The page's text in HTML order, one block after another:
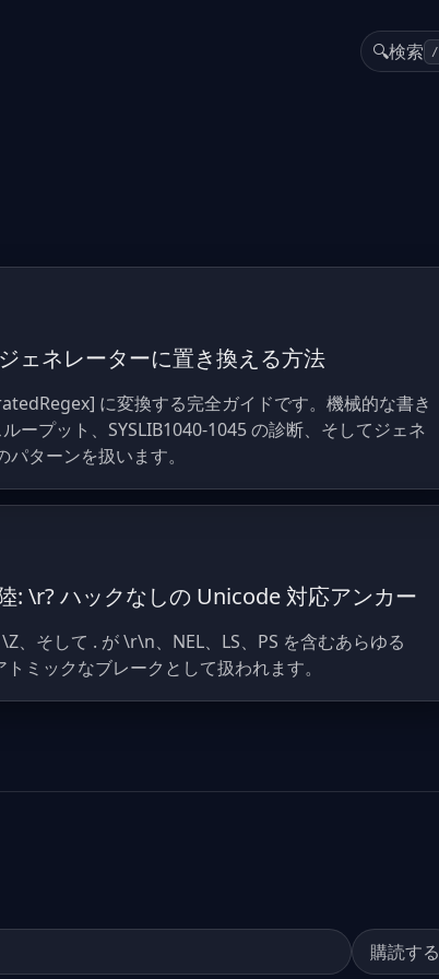
🔍検索 /
ェネレーターに置き換える方法
に変換する完全ガイドです。機械的な書き
ープット、SYSLIB1040-1045 の診断、そしてジェネ
ターンを扱います。
: \r? ハックなしの Unicode 対応アンカー
そして . が \r\n、NEL、LS、PS を含むあらゆる
ミックなブレークとして扱われます。
購読する